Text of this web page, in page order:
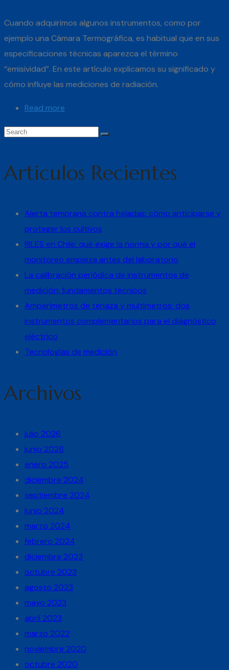
Cuando adquirimos algunos instrumentos, como por
ejemplo una Cámara Termográfica, es habitual que en sus
especificaciones técnicas aparezca el término
“emisividad”. En este artículo explicamos su significado y
cómo influye las mediciones de radiación.
Read more
Articulos Recientes
Alerta temprana contra heladas: cómo anticiparse y
proteger los cultivos
RILES en Chile: qué exige la norma y por qué el
monitoreo empieza antes del laboratorio
La calibración periódica de instrumentos de
medición: fundamentos técnicos
Amperímetros de tenaza y multímetros: dos
instrumentos complementarios para el diagnóstico
eléctrico
Tecnologías de medición
Archivos
julio 2026
junio 2026
enero 2025
diciembre 2024
septiembre 2024
junio 2024
marzo 2024
febrero 2024
diciembre 2023
octubre 2023
agosto 2023
mayo 2023
abril 2023
marzo 2022
noviembre 2020
octubre 2020